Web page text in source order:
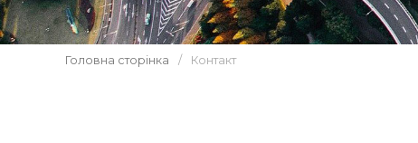
Головна сторінка / Контакт